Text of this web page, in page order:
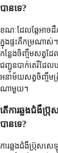
បានទេ?
ខណៈដែលឆ្កែអាចដឹ
ក្នុងផ្ទះគឺកម្រណាស់
កន្លែងចិញ្ចឹមសត្វដ
ជញ្ជូនបាក់តេរីដ
អនាម័យសត្វចិញ្ចឹមត្
ណាមួយ។
តើការឆ្លងជំងឺប្រ៊ុ
បានទេ?
ការឆ្លងជំងឺប្រ៊ុសសេ